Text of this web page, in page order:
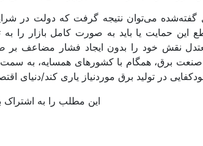
گفته‌شده می‌‌‌توان نتیجه گرفت که دولت در
حمایت یا باید به صورت کامل بازار را به
نقش خود را بدون ایجاد فشار مضاعف بر
صنعت برق، همگام با کشورهای همسایه، به
در تولید برق موردنیاز یاری کند/دنیای
این مطلب را به اشتراک